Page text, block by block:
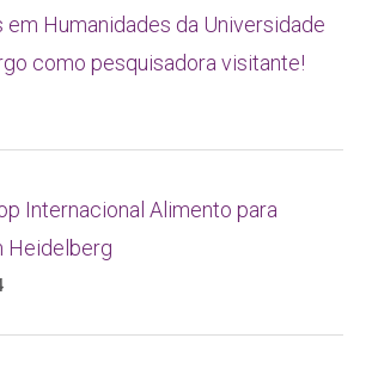
em Humanidades da Universidade
como pesquisadora visitante!
Internacional Alimento para
Heidelberg